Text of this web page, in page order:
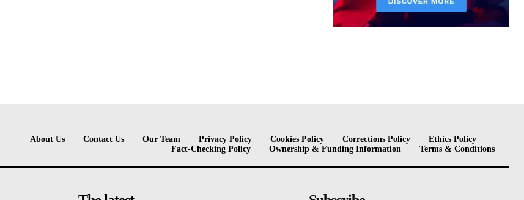
About Us Contact Us Our Team Privacy Policy Cookies Policy Corrections Policy
Ethics Policy
Fact-Checking Policy
Ownership & Funding Information Terms & Conditions